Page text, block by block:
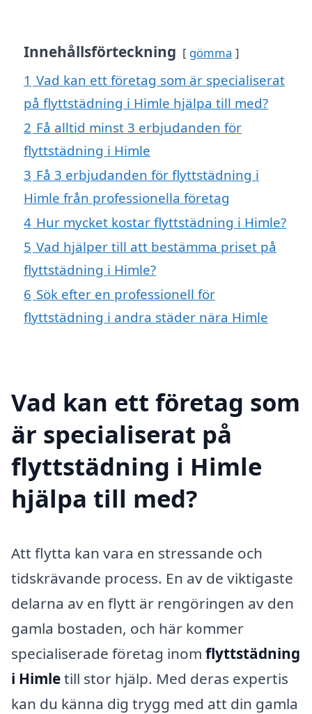
Innehållsförteckning gömma
1 Vad kan ett företag som är specialiserat
på flyttstädning i Himle hjälpa till med?
2 Få alltid minst 3 erbjudanden för
flyttstädning i Himle
3 Få 3 erbjudanden för flyttstädning i
Himle från professionella företag
4 Hur mycket kostar flyttstädning i Himle?
5 Vad hjälper till att bestämma priset på
flyttstädning i Himle?
6 Sök efter en professionell för
flyttstädning i andra städer nära Himle
Vad kan ett företag som
är specialiserat på
flyttstädning i Himle
hjälpa till med?
Att flytta kan vara en stressande och
tidskrävande process. En av de viktigaste
delarna av en flytt är rengöringen av den
gamla bostaden, och här kommer
specialiserade företag inom flyttstädning
i Himletill stor hjälp. Med deras expertis
kan du känna dig trygg med att din gamla